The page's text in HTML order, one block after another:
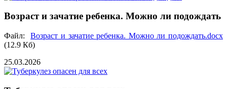
Возраст и зачатие ребенка. Можно ли подождать
Файл:Возраст и зачатие ребенка. Можно ли подождать.docx
(12.9 Кб)
25.03.2026